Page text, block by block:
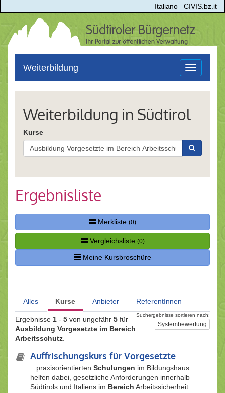
Italiano CIVIS.bz.it
Toggle
navigation
Weiterbildung
Weiterbildung in Südtirol
Kurse
Ergebnisliste
Merkliste (0)
Vergleichsliste (0)
Meine Kursbroschüre
Alles Kurse Anbieter ReferentInnen
Suchergebnisse sortieren nach:
Systembewertung
Ergebnisse 1 - 5 von ungefähr 5 für
Ausbildung Vorgesetzte im Bereich
Arbeitsschutz
Auffrischungskurs für Vorgesetzte
...praxisorientierten Schulungen im Bildungshaus
helfen dabei, gesetzliche Anforderungen innerhalb
Südtirols und Italiens im Bereich Arbeitssicherheit